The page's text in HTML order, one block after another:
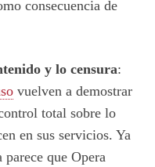
consecuencia de
y lo censura:
vuelven a demostrar
total sobre lo
en sus servicios. Ya
parece que Opera